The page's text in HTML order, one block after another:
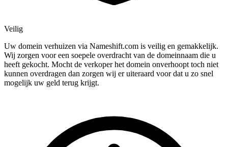
Veilig
Uw domein verhuizen via Nameshift.com is veilig en gemakkelijk.
Wij zorgen voor een soepele overdracht van de domeinnaam die u
heeft gekocht. Mocht de verkoper het domein onverhoopt toch niet
kunnen overdragen dan zorgen wij er uiteraard voor dat u zo snel
mogelijk uw geld terug krijgt.